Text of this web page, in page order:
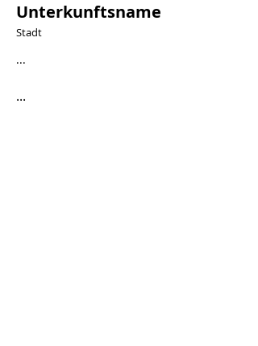
Unterkunftsname
Stadt
...
...